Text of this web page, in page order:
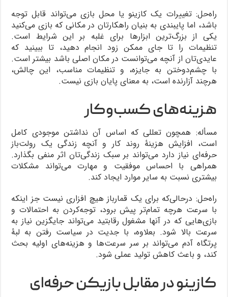
راه‌حل: تغییرات یک کازینو یا محل بازی می‌تواند قابل توجه
باشد، اما پایبندی به بنیان راهکارتان در مکانی که بازی می‌کنید
یکی از بزرگ‌ترین ابزارها برای غلبه بر این شرایط است.
تنظیمات را تا جای ممکن زود انجام دهید، تا ببینید که
عایدی‌تان از آنچه می‌توانست در مکان اصلی باشد بیشتر است.
با چشم‌دوختن به جایزه، و تنظیمات مناسب، این چالش،
هرچند آزارنده است، به معنای پایان بازی نیست.
هزینه‌های کسب‌وکار
مسأله: همچون تعللی که اساس آن نداشتن موجودی کامل
است، افزایش هزینۀ روند کار و آنچه زندگی یک رولت‌باز
حرفه‌ای نیاز دارد می‌تواند بر سبک زندگی‌تان اثر منفی بگذارد.
همراهی با احساس موفقیت و مهارت می‌تواند مشکلات
بیشتری نسبت به سایر موارد ایجاد کند.
راه‌حل: درحالی‌که برای یک قمارباز هیچ افزاری نیست جز اینکه
با سرعت هرچه تمام‌تر پیش برود، توجه‌کردن به احتمالات و
بازی‌هایی که در آنها مشغول رقابتید می‌تواند جایگزین نیاز به
سرعت بالا شود. بعلاوه، با جدیت در سیاست رفتن به لبۀ
پرتگاه آدم می‌تواند بر سر سرعت‌ها و هزینه‌های اولیه بحث
کند، و باعث کاهش تولید عملی شود.
کازینو در مقابل بازیکن حرفه‌ای